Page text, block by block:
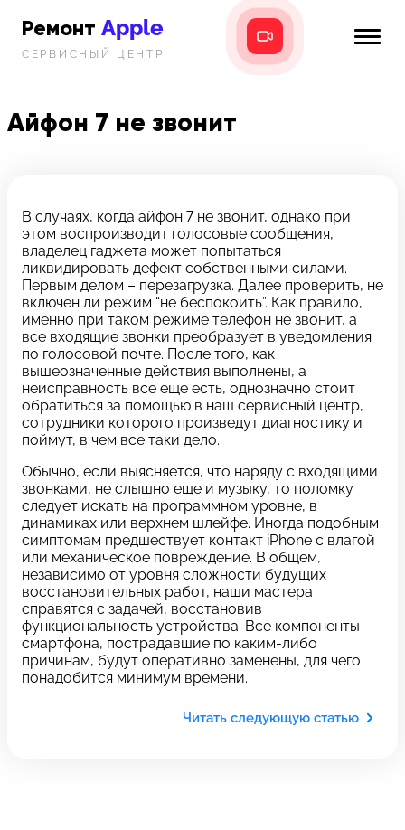
Ремонт Apple
СЕРВИСНЫЙ ЦЕНТР
iPad
Mac mini
Новости
Телефон:
+7 (812) 409-39-75
Адрес:
8 Красноармейская, 18
Режим работы:
c 10:00 до 21:00
Связаться с нами
Айфон 7 не звонит
В случаях, когда айфон 7 не звонит, однако при
этом воспроизводит голосовые сообщения,
владелец гаджета может попытаться
ликвидировать дефект собственными силами.
Первым делом – перезагрузка. Далее проверить, не
включен ли режим “не беспокоить”. Как правило,
именно при таком режиме телефон не звонит, а
все входящие звонки преобразует в уведомления
по голосовой почте. После того, как
вышеозначенные действия выполнены, а
неисправность все еще есть, однозначно стоит
обратиться за помощью в наш сервисный центр,
сотрудники которого произведут диагностику и
поймут, в чем все таки дело.
Обычно, если выясняется, что наряду с входящими
звонками, не слышно еще и музыку, то поломку
следует искать на программном уровне, в
динамиках или верхнем шлейфе. Иногда подобным
симптомам предшествует контакт iPhone с влагой
или механическое повреждение. В общем,
независимо от уровня сложности будущих
восстановительных работ, наши мастера
справятся с задачей, восстановив
функциональность устройства. Все компоненты
смартфона, пострадавшие по каким-либо
причинам, будут оперативно заменены, для чего
понадобится минимум времени.
Читать следующую статью
Задать вопрос
*бесплатно
Заполните форму обратной
связи и ждите звонка:
Оставьте свой
отзыв
Заполните все необходимые поля